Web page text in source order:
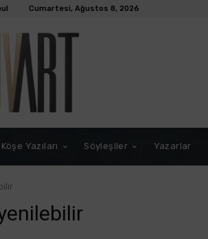
Cumartesi, Ağustos 8, 2026
Köşe Yazıları Söyleşiler Yazarlar